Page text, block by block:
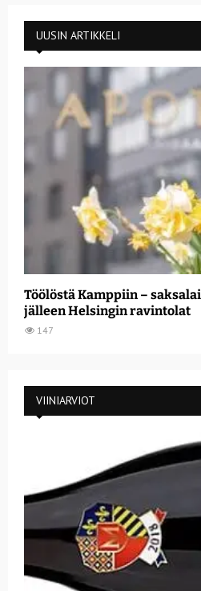
UUSIN ARTIKKELI
Töölöstä Kamppiin –
jälleen Helsingin ravintolat
147
VIINIARVIOT